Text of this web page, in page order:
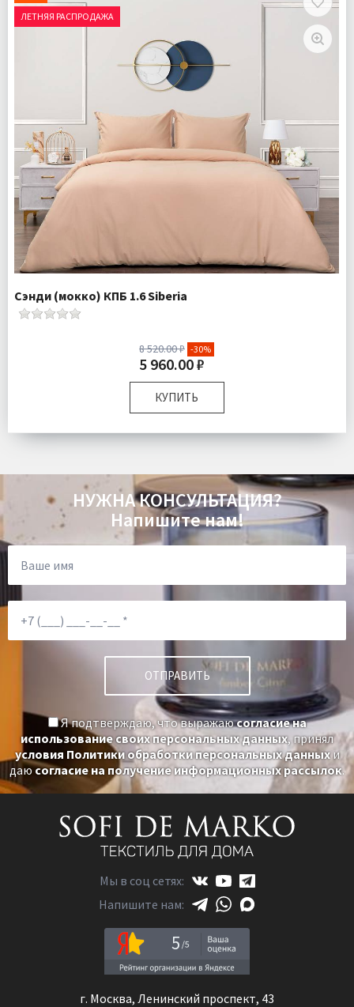
Наволочка 1 шт
Ткань:
Ранфорс
Бесплатно
ЛЕТНЯЯ РАСПРОДАЖА
Сэнди (мокко) КПБ 1.6 Siberia
8 520.00 ₽ -30%
5 960.00 ₽
КУПИТЬ
Размер:
Полутороспальный
Ранфорс
Доставка:
Бесплатно
НУЖНА КОНСУЛЬТАЦИЯ?
Напишите нам!
Я подтверждаю, что выражаюсогласие на
использование своих персональных данных, принял
условия Политики обработки персональных данныхи
даюсогласие на получение информационных рассылок.
Мы в соц сетях:
Напишите нам:
5
г. Москва, Ленинский проспект, 43